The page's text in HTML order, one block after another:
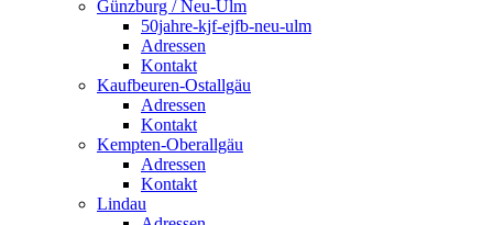
Günzburg / Neu-Ulm
50jahre-kjf-ejfb-neu-ulm
Adressen
Kontakt
Kaufbeuren-Ostallgäu
Adressen
Kontakt
Kempten-Oberallgäu
Adressen
Kontakt
Lindau